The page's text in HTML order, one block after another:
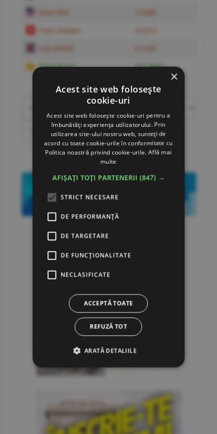
Gram de aur 607.9521
convertor valutar
»
=
?
mai multe cotaţii valutare
×
Acest site web folosește
cookie-uri
Acest site web folosește cookie-uri pentru a
îmbunătăți experiența utilizatorului. Prin
utilizarea site-ului nostru web, sunteți de
acord cu toate cookie-urile în conformitate cu
Politica noastră privind cookie-urile.Află mai
multe
AFIȘAȚI TOȚI PARTENERII (847) →
STRICT NECESARE
DE PERFORMANȚĂ
DE TARGETARE
DE FUNCŢIONALITATE
NECLASIFICATE
ACCEPTĂ TOATE
REFUZĂ TOT
ARATĂ DETALIILE